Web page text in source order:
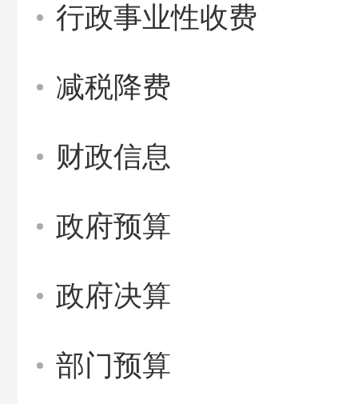
行政事业性收费
减税降费
财政信息
政府预算
政府决算
部门预算